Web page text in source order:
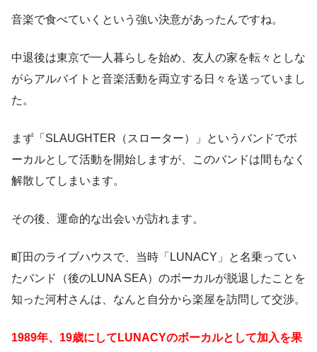
音楽で食べていくという強い決意があったんですね。
中退後は東京で一人暮らしを始め、友人の家を転々としな
がらアルバイトと音楽活動を両立する日々を送っていまし
た。
まず「SLAUGHTER（スローター）」というバンドでボ
ーカルとして活動を開始しますが、このバンドは間もなく
解散してしまいます。
その後、運命的な出会いが訪れます。
町田のライブハウスで、当時「LUNACY」と名乗ってい
たバンド（後のLUNA SEA）のボーカルが脱退したことを
知った河村さんは、なんと自分から楽屋を訪問して交渉。
1989年、19歳にしてLUNACYのボーカルとして加入を果